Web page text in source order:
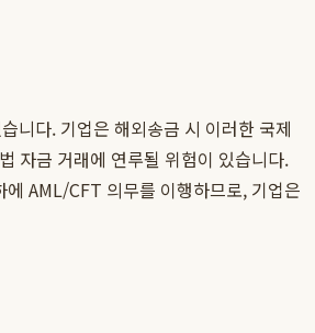
다. 기업은 해외송금 시 이러한 국제
자금 거래에 연루될 위험이 있습니다.
AML/CFT 의무를 이행하므로, 기업은